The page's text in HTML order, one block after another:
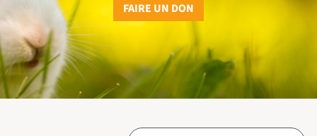
FAIRE UN DON